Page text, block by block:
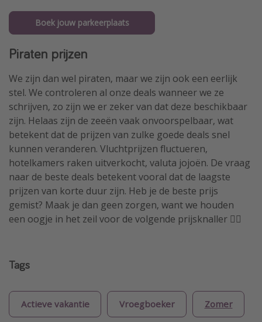
Boek jouw parkeerplaats
Piraten prijzen
We zijn dan wel piraten, maar we zijn ook een eerlijk
stel. We controleren al onze deals wanneer we ze
schrijven, zo zijn we er zeker van dat deze beschikbaar
zijn. Helaas zijn de zeeën vaak onvoorspelbaar, wat
betekent dat de prijzen van zulke goede deals snel
kunnen veranderen. Vluchtprijzen fluctueren,
hotelkamers raken uitverkocht, valuta jojoën. De vraag
naar de beste deals betekent vooral dat de laagste
prijzen van korte duur zijn. Heb je de beste prijs
gemist? Maak je dan geen zorgen, want we houden
een oogje in het zeil voor de volgende prijsknaller 🏴‍☠️
Tags
Actieve vakantie Vroegboeker Zomer